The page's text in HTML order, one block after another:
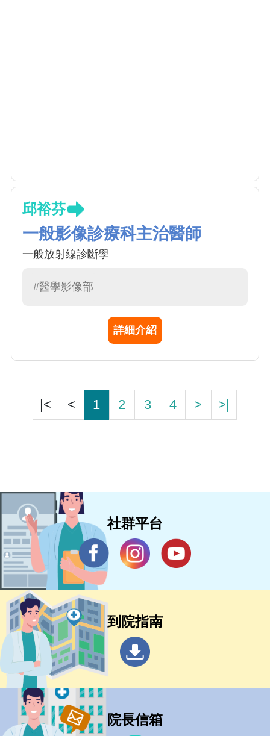
邱裕芬
一般影像診療科主治醫師
一般放射線診斷學
#醫學影像部
詳細介紹
|< < 1 2 3 4 > >|
社群平台
到院指南
院長信箱